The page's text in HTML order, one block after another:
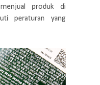
produk di
peraturan yang